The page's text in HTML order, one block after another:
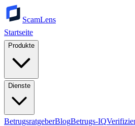
ScamLens
Startseite
Produkte
Dienste
BetrugsratgeberBlogBetrugs-IQ